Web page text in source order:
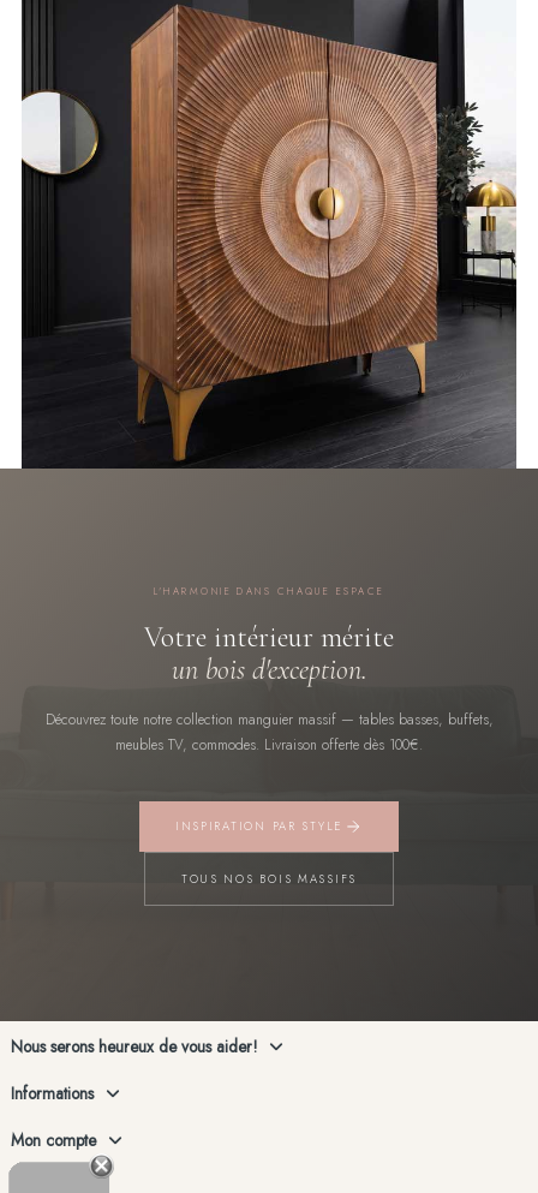
L'HARMONIE DANS CHAQUE ESPACE
Votre intérieur mérite
un bois d'exception.
Découvrez toute notre collection manguier massif — tables basses, buffets,
meubles TV, commodes. Livraison offerte dès 100€.
INSPIRATION PAR STYLE
TOUS NOS BOIS MASSIFS
Nous serons heureux de vous aider!
Informations
Mon compte